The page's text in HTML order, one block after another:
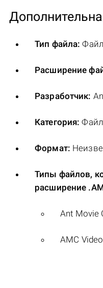
Тип файла:
Расширение
Разработчик:
Категория:
Формат:
Типы файлов,
расширение
Ant Movie
AMC